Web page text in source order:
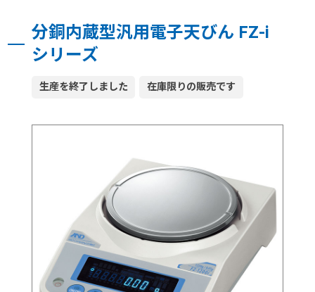
分銅内蔵型汎用電子天びん FZ-i
シリーズ
生産を終了しました 在庫限りの販売です